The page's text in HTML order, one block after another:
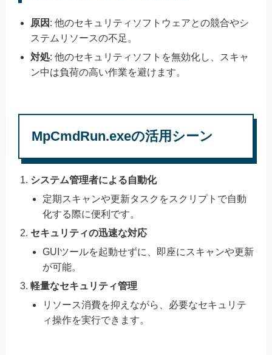
原因 : 他のセキュリティソフトウェアとの競合やシ
ステムリソースの不足。
対処: 他のセキュリティソフトを無効化し、スキャ
ン中は負荷の高い作業を避けます。
MpCmdRun.exeの活用シーン
システム管理者による自動化
定期スキャンや更新タスクをスクリプトで自動
化する際に便利です。
セキュリティの迅速な対応
GUIツールを起動せずに、即座にスキャンや更新
が可能。
軽量なセキュリティ管理
リソース消費を抑えながら、必要なセキュリテ
ィ操作を実行できます。